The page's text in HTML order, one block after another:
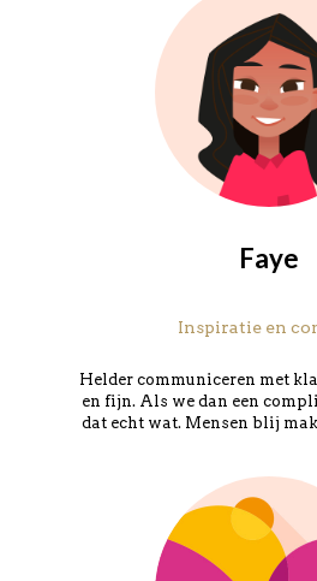
Faye
Inspiratie en
Helder communiceren met
en fijn. Als we dan een
dat echt wat. Mensen blij